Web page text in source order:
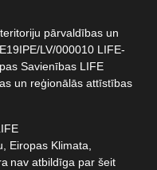
pārvaldības un
LV/000010 LIFE-
Savienības LIFE
un reģionālās attīstības
Eiropas Klimata,
nav atbildīga par šeit